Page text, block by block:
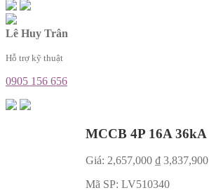
Lê Huy Trân
Hỗ trợ kỹ thuật
0905 156 656
MCCB 4P 16A 36kA
Giá: 2,657,000 ₫ 3,837,900
Mã SP: LV510340